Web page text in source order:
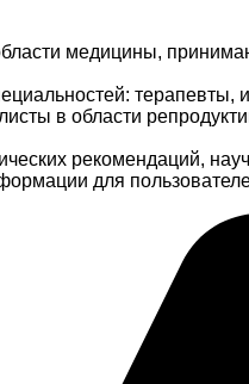
медицины,
в области
рекомендаций,
для